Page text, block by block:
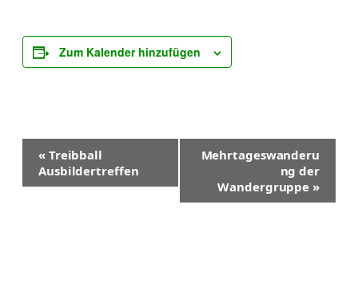
Zum Kalender hinzufügen
V
a
«Treibball
Ausbildertreffen
Mehrtageswanderu
ng der
Wandergruppe »